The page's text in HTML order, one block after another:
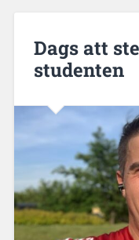
Dags att
studenten